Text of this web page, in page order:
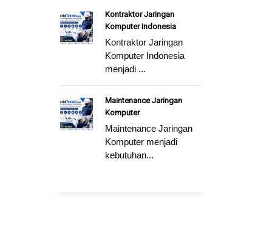
Kontraktor Jaringan
Komputer Indonesia
Kontraktor Jaringan
Komputer Indonesia
menjadi ...
Maintenance Jaringan
Komputer
Maintenance Jaringan
Komputer menjadi
kebutuhan...